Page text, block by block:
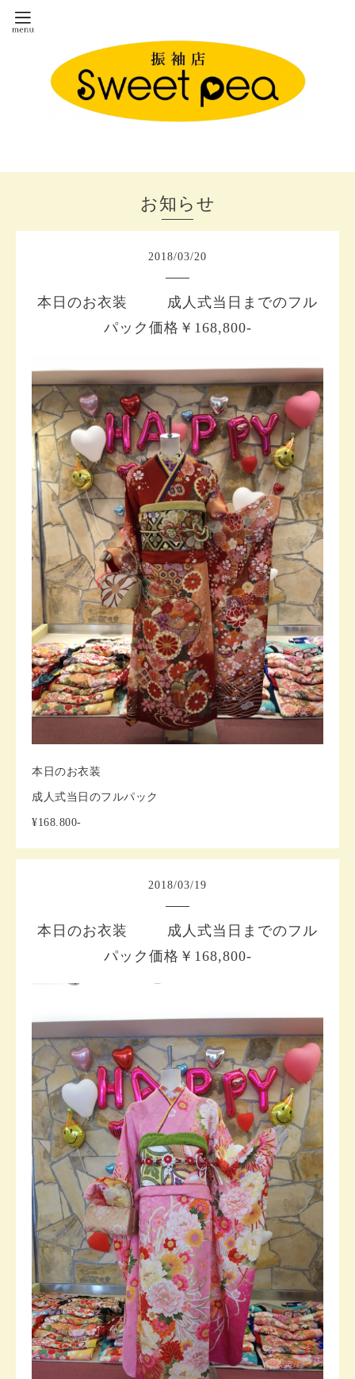
お知らせ
2018/03/20
本日のお衣装 成人式当日までのフル
パック価格￥168,800-
本日のお衣装
成人式当日のフルパック
¥168.800-
2018/03/19
本日のお衣装 成人式当日までのフル
パック価格￥168,800-